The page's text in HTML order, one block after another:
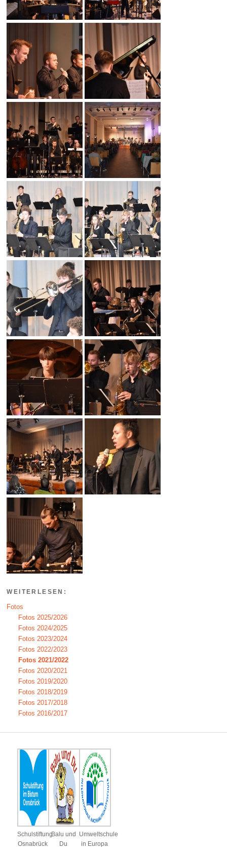
WEITERLESEN:
Fotos
Fotos 2025/2026
Fotos 2024/2025
Fotos 2023/2024
Fotos 2022/2023
Fotos 2021/2022
Fotos 2020/2021
Fotos 2019/2020
Fotos 2018/2019
Fotos 2017/2018
Fotos 2016/2017
Schulstiftung
Osnabrück
Balu und
Du
Umweltschule
in Europa